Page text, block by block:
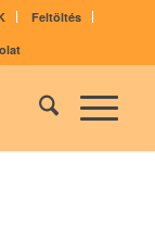
Feltöltés